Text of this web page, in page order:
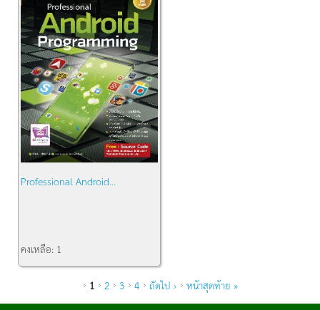
Professional Android...
คงเหลือ: 1
1 2 3 4 ถัดไป › หน้าสุดท้าย »